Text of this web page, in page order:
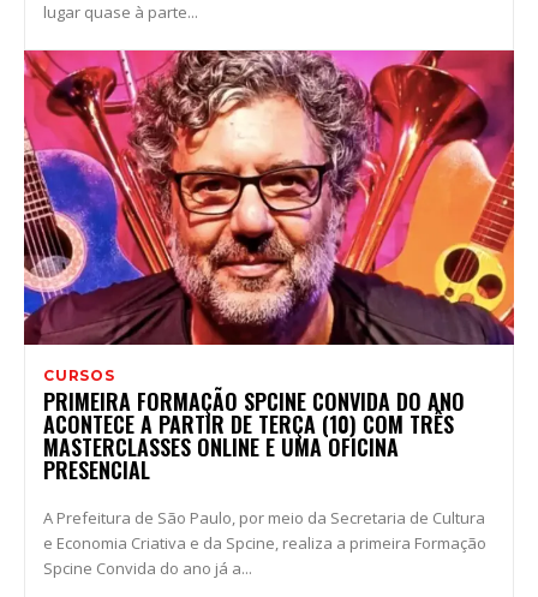
lugar quase à parte...
CURSOS
PRIMEIRA FORMAÇÃO SPCINE CONVIDA DO ANO
ACONTECE A PARTIR DE TERÇA (10) COM TRÊS
MASTERCLASSES ONLINE E UMA OFICINA
PRESENCIAL
A Prefeitura de São Paulo, por meio da Secretaria de Cultura
e Economia Criativa e da Spcine, realiza a primeira Formação
Spcine Convida do ano já a...